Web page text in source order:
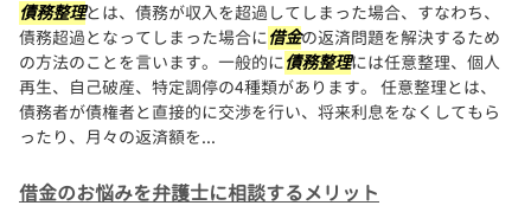
債務整理とは、債務が収入を超過してしまった場合、すなわち、
債務超過となってしまった場合に借金の返済問題を解決するため
の方法のことを言います。一般的に債務整理には任意整理、個人
再生、自己破産、特定調停の4種類があります。 任意整理とは、
債務者が債権者と直接的に交渉を行い、将来利息をなくしてもら
ったり、月々の返済額を...
借金のお悩みを弁護士に相談するメリット